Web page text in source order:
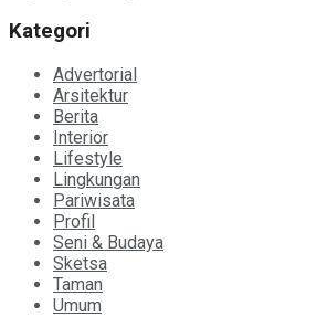
Kategori
Advertorial
Arsitektur
Berita
Interior
Lifestyle
Lingkungan
Pariwisata
Profil
Seni & Budaya
Sketsa
Taman
Umum